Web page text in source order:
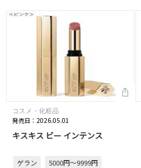
コスメ・化粧品
発売日：2026.05.01
キスキス ビー インテンス
ゲラン 5000円～9999円